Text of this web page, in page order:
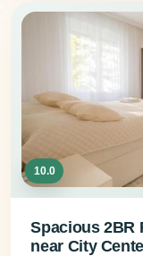
10.0
Spacious 2BR
near City